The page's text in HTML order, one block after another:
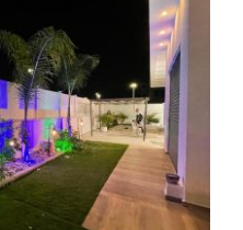
בתמונה
מוגדלת